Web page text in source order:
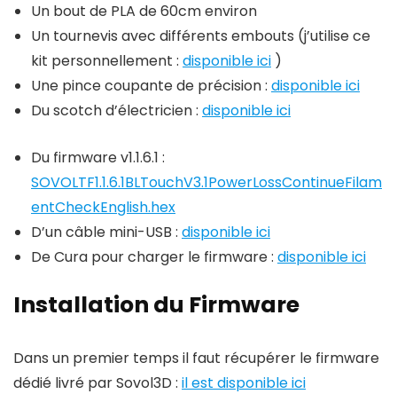
Un bout de PLA de 60cm environ
Un tournevis avec différents embouts (j’utilise ce
kit personnellement : disponible ici )
Une pince coupante de précision : disponible ici
Du scotch d’électricien : disponible ici
Du firmware v1.1.6.1 :
SOVOLTF1.1.6.1BLTouchV3.1PowerLossContinueFilam
entCheckEnglish.hex
D’un câble mini-USB : disponible ici
De Cura pour charger le firmware : disponible ici
Installation du Firmware
Dans un premier temps il faut récupérer le firmware
dédié livré par Sovol3D : il est disponible ici